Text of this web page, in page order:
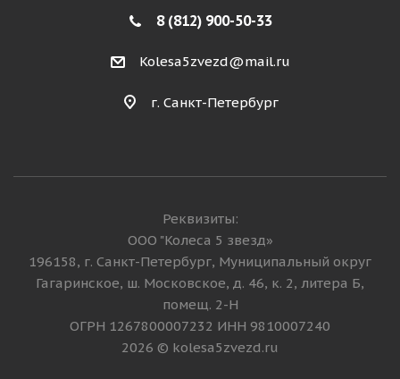
8 (812) 900-50-33
Kolesa5zvezd@mail.ru
г. Санкт-Петербург
Реквизиты:
ООО "Колеса 5 звезд»
196158, г. Санкт-Петербург, Муниципальный округ
Гагаринское, ш. Московское, д. 46, к. 2, литера Б,
помещ. 2-Н
ОГРН 1267800007232 ИНН 9810007240
2026 © kolesa5zvezd.ru